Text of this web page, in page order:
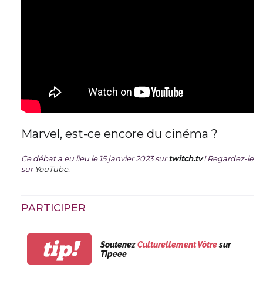
Marvel, est-ce encore du cinéma ?
Ce débat a eu lieu le 15 janvier 2023 surtwitch.tv ! Regardez-le
surYouTube.
PARTICIPER
tip! SoutenezCulturellement Vôtresur
Tipeee